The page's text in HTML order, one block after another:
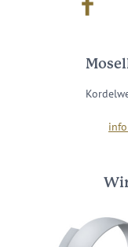
Facebook